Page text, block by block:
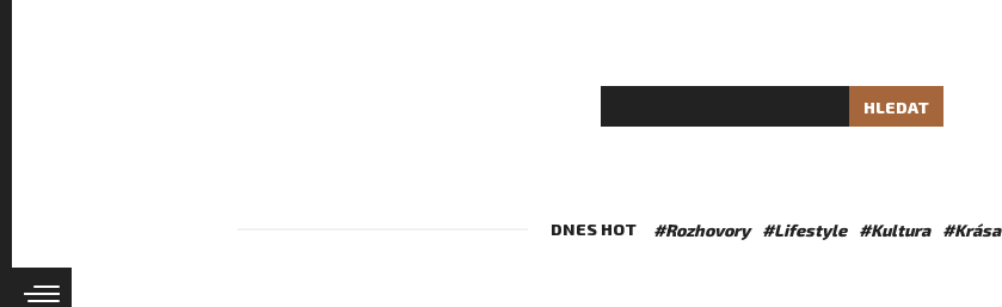
HLEDAT
DNES HOT #Rozhovory #Lifestyle #Kultura #Krása